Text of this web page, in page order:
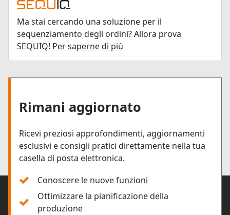
Ma stai cercando una soluzione per il
sequenziamento degli ordini? Allora prova
SEQUIQ! Per saperne di più
Rimani aggiornato
Ricevi preziosi approfondimenti, aggiornamenti
esclusivi e consigli pratici direttamente nella tua
casella di posta elettronica.
Conoscere le nuove funzioni
Ottimizzare la pianificazione della
produzione